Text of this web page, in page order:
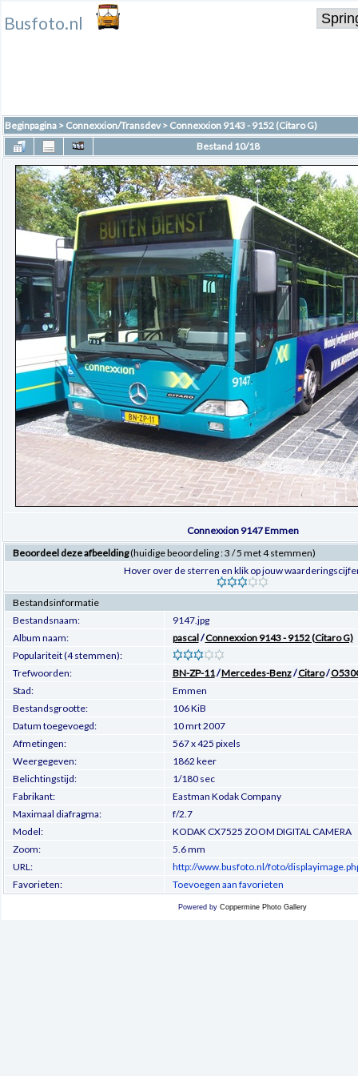
Busfoto.nl
Beginpagina > Connexxion/Transdev> Connexxion 9143 - 9152 (Citaro G)
Bestand 10/18
Connexxion 9147 Emmen
Beoordeel deze afbeelding(huidige beoordeling : 3 / 5 met 4 stemmen)
Hover over de sterren en klik op jouw
Bestandsinformatie
Bestandsnaam:
9147.jpg
Album naam:
pascal/Connexxion 9143 - 9152 (Citaro G)
Populariteit (4 stemmen):
Trefwoorden:
BN-ZP-11/Mercedes-Benz/Citaro/
Stad:
Emmen
Bestandsgrootte:
106 KiB
Datum toegevoegd:
10 mrt 2007
Afmetingen:
567 x 425 pixels
Weergegeven:
1862 keer
Belichtingstijd:
1/180 sec
Fabrikant:
Eastman Kodak Company
Maximaal diafragma:
f/2.7
Model:
KODAK CX7525 ZOOM DIGITAL CAMERA
Zoom:
5.6 mm
URL:
http://www.busfoto.nl/foto/
Favorieten:
Toevoegen aan favorieten
Powered by Coppermine Photo Gallery